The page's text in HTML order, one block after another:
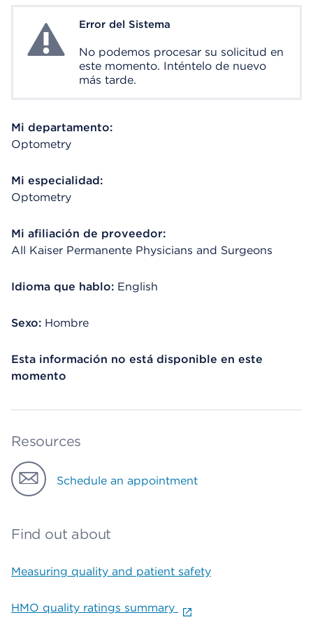
System ErrorError del Sistema
No podemos procesar su solicitud en
este momento. Inténtelo de nuevo
más tarde.
Mi departamento:
Optometry
Mi especialidad:
Optometry
Mi afiliación de proveedor:
All Kaiser Permanente Physicians and Surgeons
Idioma que hablo: English
Sexo: Hombre
Esta información no está disponible en este
momento
Resources
Schedule an appointment
Find out about
Measuring quality and patient safety
HMO quality ratings summary